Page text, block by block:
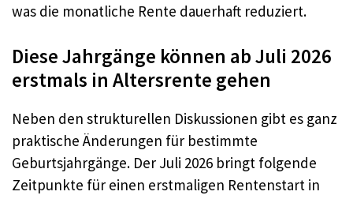
was die monatliche Rente dauerhaft reduziert.
Diese Jahrgänge können ab Juli 2026
erstmals in Altersrente gehen
Neben den strukturellen Diskussionen gibt es ganz
praktische Änderungen für bestimmte
Geburtsjahrgänge. Der Juli 2026 bringt folgende
Zeitpunkte für einen erstmaligen Rentenstart in